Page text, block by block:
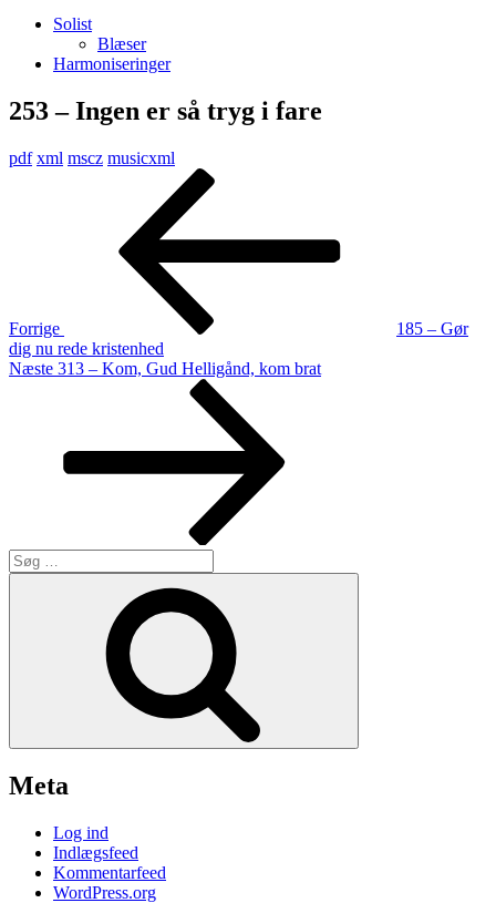
Solist
Blæser
Harmoniseringer
253 – Ingen er så tryg i fare
pdf xml mscz musicxml
Indlægsnavigation
Forrige
185 – Gør
dig nu rede kristenhed
Næste
Næste 313 – Kom, Gud Helligånd, kom brat
Søg
efter:
Meta
Log ind
Indlægsfeed
Kommentarfeed
WordPress.org